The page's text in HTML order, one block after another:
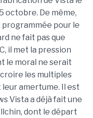
octobre. De même,
pour le
ne fait pas que
il met la pression
le moral ne serait
croire les multiples
amertume. Il est
Vista a déjà fait une
dont le départ